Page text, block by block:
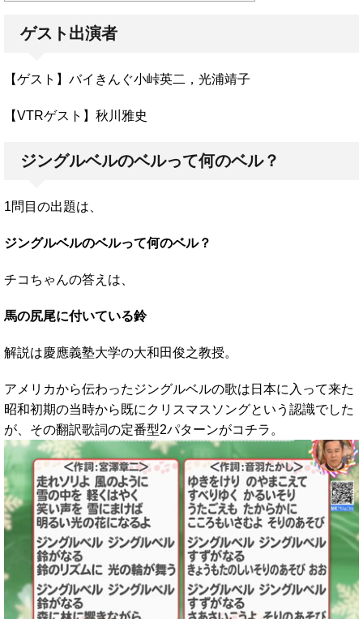
ゲスト出演者
【ゲスト】バイきんぐ小峠英二，光浦靖子
【VTRゲスト】秋川雅史
ジングルベルのベルって何のベル？
1問目の出題は、
ジングルベルのベルって何のベル？
チコちゃんの答えは、
馬の尻尾に付いている鈴
解説は慶應義塾大学の大和田俊之教授。
アメリカから伝わったジングルベルの歌は日本に入って来た
昭和初期の当時から既にクリスマスソングという認識でした
が、その翻訳歌詞の定番型2パターンがコチラ。